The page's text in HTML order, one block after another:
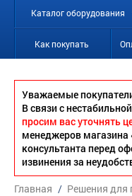
Каталог оборудования
Как покупать
Уважаемые
В связи с
просим вас уточнять
менеджеров магазина
консультанта перед
извинения за
Главная / Решения для